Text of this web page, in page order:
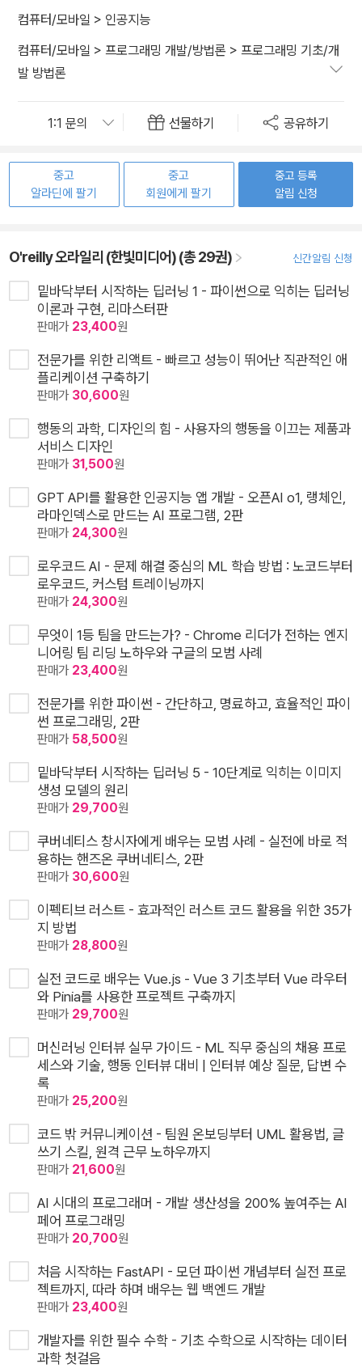
컴퓨터/모바일 > 인공지능
컴퓨터/모바일 > 프로그래밍 개발/방법론 > 프로그래밍 기초/개
발 방법론
선물하기 공유하기
중고
알라딘에 팔기
중고
회원에게 팔기
중고 등록
알림 신청
O'reilly 오라일리 (한빛미디어) (총 29권) 신간알림 신청
밑바닥부터 시작하는 딥러닝 1 - 파이썬으로 익히는 딥러닝
이론과 구현, 리마스터판
판매가 23,400원
전문가를 위한 리액트 - 빠르고 성능이 뛰어난 직관적인 애
플리케이션 구축하기
판매가 30,600원
행동의 과학, 디자인의 힘 - 사용자의 행동을 이끄는 제품과
서비스 디자인
판매가 31,500원
GPT API를 활용한 인공지능 앱 개발 - 오픈AI o1, 랭체인,
라마인덱스로 만드는 AI 프로그램, 2판
판매가 24,300원
로우코드 AI - 문제 해결 중심의 ML 학습 방법 : 노코드부터
로우코드, 커스텀 트레이닝까지
판매가 24,300원
무엇이 1등 팀을 만드는가? - Chrome 리더가 전하는 엔지
니어링 팀 리딩 노하우와 구글의 모범 사례
판매가 23,400원
전문가를 위한 파이썬 - 간단하고, 명료하고, 효율적인 파이
썬 프로그래밍, 2판
판매가 58,500원
밑바닥부터 시작하는 딥러닝 5 - 10단계로 익히는 이미지
생성 모델의 원리
판매가 29,700원
쿠버네티스 창시자에게 배우는 모범 사례 - 실전에 바로 적
용하는 핸즈온 쿠버네티스, 2판
판매가 30,600원
이펙티브 러스트 - 효과적인 러스트 코드 활용을 위한 35가
지 방법
판매가 28,800원
실전 코드로 배우는 Vue.js - Vue 3 기초부터 Vue 라우터
와 Pinia를 사용한 프로젝트 구축까지
판매가 29,700원
머신러닝 인터뷰 실무 가이드 - ML 직무 중심의 채용 프로
세스와 기술, 행동 인터뷰 대비 | 인터뷰 예상 질문, 답변 수
록
판매가 25,200원
코드 밖 커뮤니케이션 - 팀원 온보딩부터 UML 활용법, 글
쓰기 스킬, 원격 근무 노하우까지
판매가 21,600원
AI 시대의 프로그래머 - 개발 생산성을 200% 높여주는 AI
페어 프로그래밍
판매가 20,700원
처음 시작하는 FastAPI - 모던 파이썬 개념부터 실전 프로
젝트까지, 따라 하며 배우는 웹 백엔드 개발
판매가 23,400원
개발자를 위한 필수 수학 - 기초 수학으로 시작하는 데이터
과학 첫걸음